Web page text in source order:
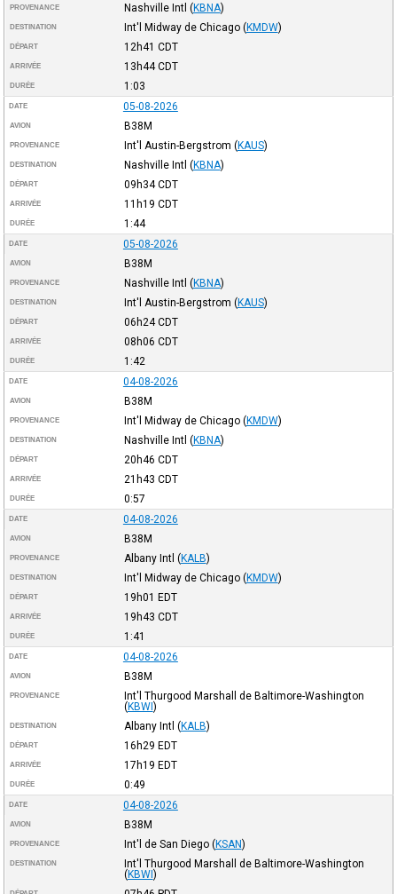
PROVENANCE Nashville Intl (KBNA)
DESTINATION Int'l Midway de Chicago (KMDW)
DÉPART 12h41 CDT
ARRIVÉE 13h44CDT
DURÉE 1:03
DATE 05-08-2026
AVION B38M
PROVENANCE Int'l Austin-Bergstrom (KAUS)
DESTINATION Nashville Intl (KBNA)
DÉPART 09h34CDT
ARRIVÉE 11h19 CDT
DURÉE 1:44
DATE 05-08-2026
AVION B38M
PROVENANCE Nashville Intl (KBNA)
DESTINATION Int'l Austin-Bergstrom (KAUS)
DÉPART 06h24CDT
ARRIVÉE 08h06 CDT
DURÉE 1:42
DATE 04-08-2026
AVION B38M
PROVENANCE Int'l Midway de Chicago (KMDW)
DESTINATION Nashville Intl (KBNA)
DÉPART 20h46 CDT
ARRIVÉE 21h43 CDT
DURÉE 0:57
DATE 04-08-2026
AVION B38M
PROVENANCE Albany Intl (KALB)
DESTINATION Int'l Midway de Chicago (KMDW)
DÉPART 19h01 EDT
ARRIVÉE 19h43 CDT
DURÉE 1:41
DATE 04-08-2026
AVION B38M
PROVENANCE
Int'l Thurgood Marshall de Baltimore-Washington
(KBWI)
DESTINATION Albany Intl (KALB)
DÉPART 16h29 EDT
ARRIVÉE 17h19 EDT
DURÉE 0:49
DATE 04-08-2026
AVION B38M
PROVENANCE Int'l de San Diego (KSAN)
DESTINATION
Int'l Thurgood Marshall de Baltimore-Washington
(KBWI)